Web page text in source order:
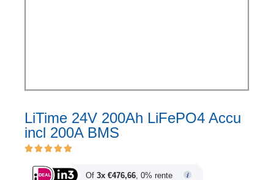
LiTime 24V 200Ah LiFePO4 Accu
incl 200A BMS
Of 3x €476,66, 0% rente